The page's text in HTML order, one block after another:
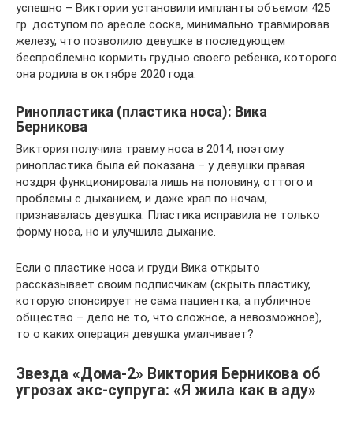
успешно – Виктории установили импланты объемом 425
гр. доступом по ареоле соска, минимально травмировав
железу, что позволило девушке в последующем
беспроблемно кормить грудью своего ребенка, которого
она родила в октябре 2020 года.
Ринопластика (пластика носа): Вика
Берникова
Виктория получила травму носа в 2014, поэтому
ринопластика была ей показана – у девушки правая
ноздря функционировала лишь на половину, оттого и
проблемы с дыханием, и даже храп по ночам,
признавалась девушка. Пластика исправила не только
форму носа, но и улучшила дыхание.
Если о пластике носа и груди Вика открыто
рассказывает своим подписчикам (скрыть пластику,
которую спонсирует не сама пациентка, а публичное
общество – дело не то, что сложное, а невозможное),
то о каких операция девушка умалчивает?
Звезда «Дома-2» Виктория Берникова об
угрозах экс-супруга: «Я жила как в аду»